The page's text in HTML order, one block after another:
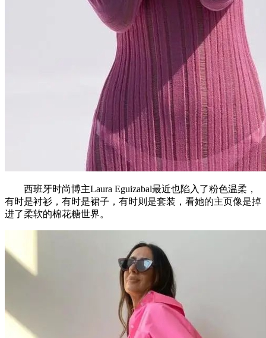
西班牙时尚博主Laura Eguizabal最近也陷入了粉色温柔，
有时是衬衫，有时是裙子，有时则是套装，看她的主页像是掉
进了柔软的棉花糖世界。